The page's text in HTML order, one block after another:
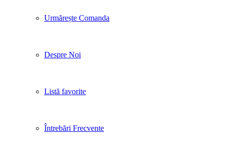
Urmărește Comanda
Despre Noi
Listă favorite
Întrebări Frecvente